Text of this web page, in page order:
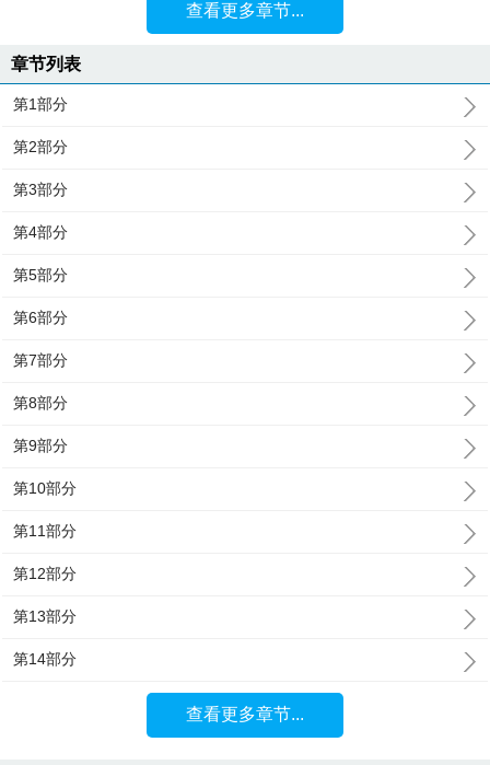
查看更多章节...
章节列表
第1部分
第2部分
第3部分
第4部分
第5部分
第6部分
第7部分
第8部分
第9部分
第10部分
第11部分
第12部分
第13部分
第14部分
查看更多章节...